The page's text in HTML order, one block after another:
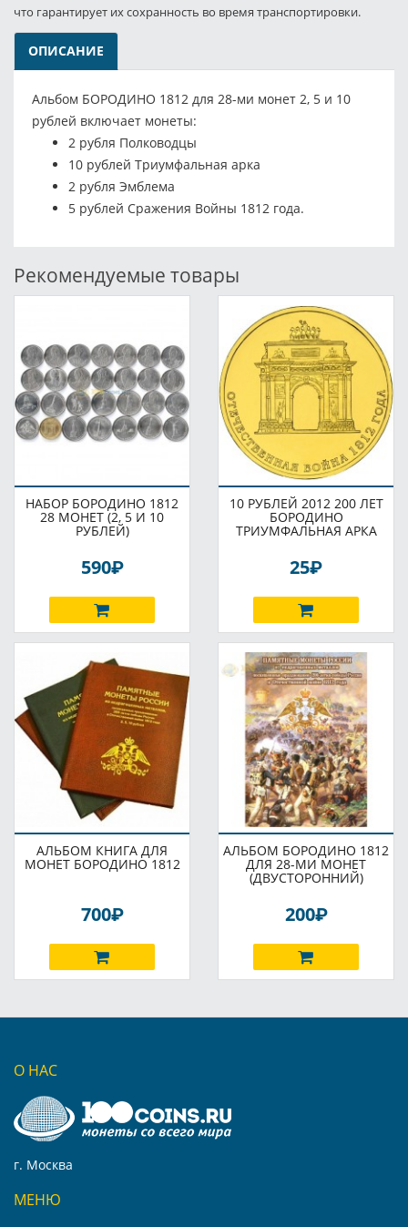
что гарантирует их сохранность во время транспортировки.
ОПИСАНИЕ
Альбом БОРОДИНО 1812 для 28-ми монет 2, 5 и 10
рублей включает монеты:
2 рубля Полководцы
10 рублей Триумфальная арка
2 рубля Эмблема
5 рублей Сражения Войны 1812 года.
Рекомендуемые товары
НАБОР БОРОДИНО 1812
28 МОНЕТ (2, 5 И 10
РУБЛЕЙ)
590P
10 РУБЛЕЙ 2012 200 ЛЕТ
БОРОДИНО
ТРИУМФАЛЬНАЯ АРКА
25P
АЛЬБОМ КНИГА ДЛЯ
МОНЕТ БОРОДИНО 1812
700P
АЛЬБОМ БОРОДИНО 1812
ДЛЯ 28-МИ МОНЕТ
(ДВУСТОРОННИЙ)
200P
О НАС
г. Москва
МЕНЮ